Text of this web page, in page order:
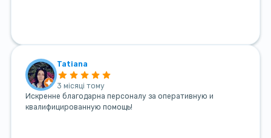
Tatiana
3 місяці тому
Искренне благодарна персоналу за оперативную и
квалифицированную помощь!